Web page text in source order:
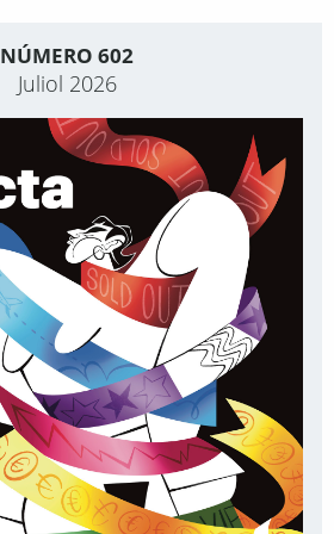
NÚMERO 602
Juliol 2026